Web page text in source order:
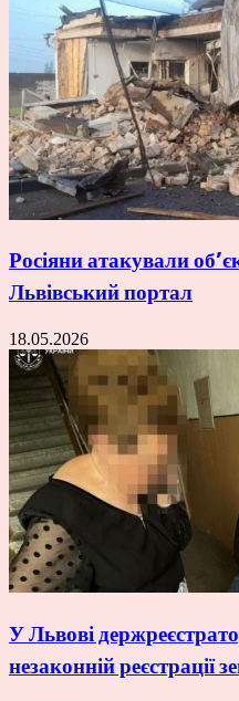
Росіяни атакували
Львівський портал
18.05.2026
У Львові
незаконній реєстрації